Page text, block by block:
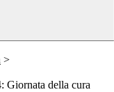
>
Giornata della cura